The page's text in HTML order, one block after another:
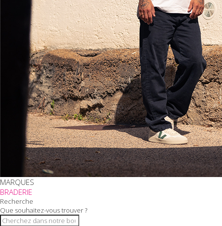
MARQUES
BRADERIE
Recherche
Que souhaitez-vous trouver ?